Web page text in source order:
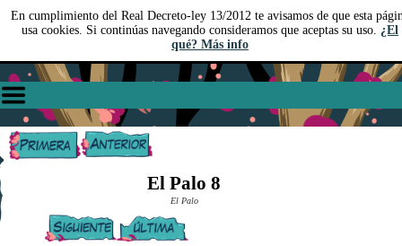
En cumplimiento del Real Decreto-ley 13/2012 te avisamos de que esta
usa cookies. Si continúas navegando consideramos que aceptas su uso. ¿El
qué? Más info
El Palo 8
El Palo